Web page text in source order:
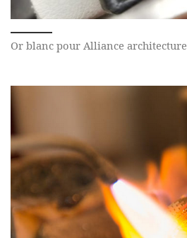
Or blanc pour Alliance architecture